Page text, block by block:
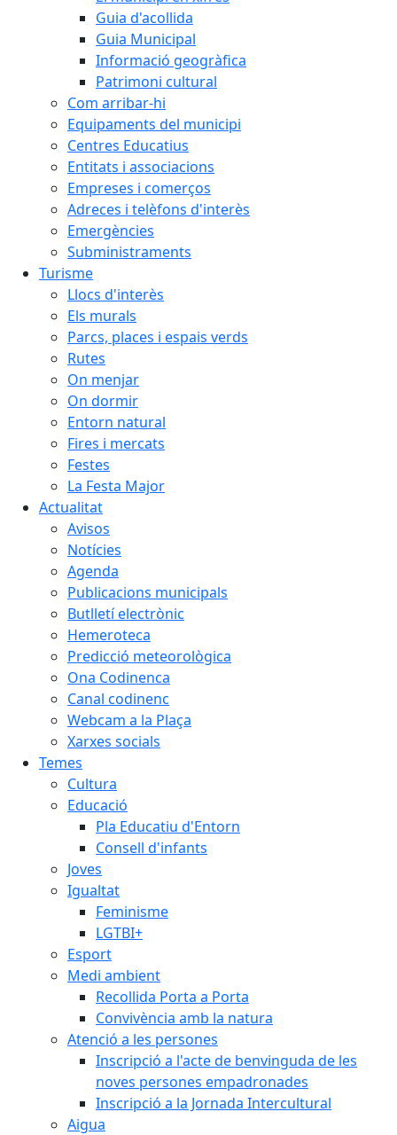
Guia d'acollida
Guia Municipal
Informació geogràfica
Patrimoni cultural
Com arribar-hi
Equipaments del municipi
Centres Educatius
Entitats i associacions
Empreses i comerços
Adreces i telèfons d'interès
Emergències
Subministraments
Turisme
Llocs d'interès
Els murals
Parcs, places i espais verds
Rutes
On menjar
On dormir
Entorn natural
Fires i mercats
Festes
La Festa Major
Actualitat
Avisos
Notícies
Agenda
Publicacions municipals
Butlletí electrònic
Hemeroteca
Predicció meteorològica
Ona Codinenca
Canal codinenc
Webcam a la Plaça
Xarxes socials
Temes
Cultura
Educació
Pla Educatiu d'Entorn
Consell d'infants
Joves
Igualtat
Feminisme
LGTBI+
Esport
Medi ambient
Recollida Porta a Porta
Convivència amb la natura
Atenció a les persones
Inscripció a l'acte de benvinguda de les
noves persones empadronades
Inscripció a la Jornada Intercultural
Aigua